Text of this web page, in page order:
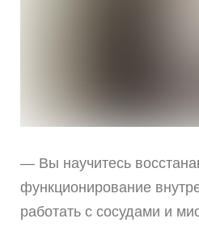
— Вы научитесь
функционирование
работать с сосудами и